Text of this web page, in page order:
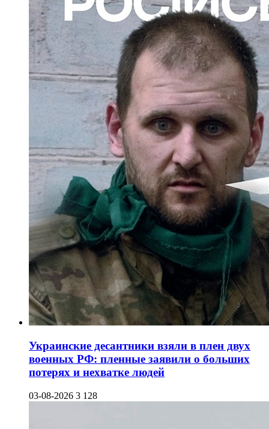
Украинские десантники взяли в плен двух
военных РФ: пленные заявили о больших
потерях и нехватке людей
03-08-2026 3 128